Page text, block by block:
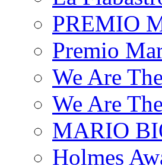
PREMIO
Premio
We Are
We Are
MARIO
Holmes